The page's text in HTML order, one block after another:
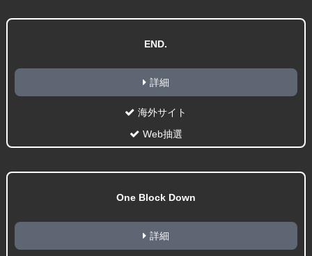
END.
詳細
海外サイト
Web抽選
One Block Down
詳細